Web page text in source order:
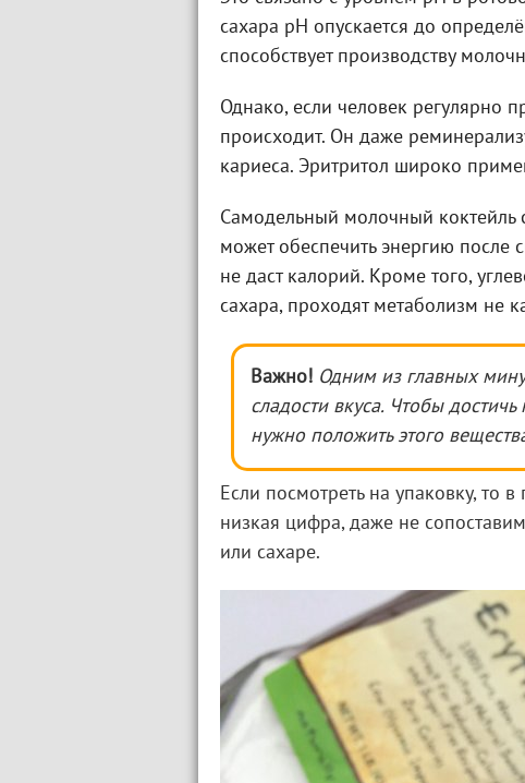
сахара рН опускается до
способствует производству
Однако, если человек регулярно
происходит. Он даже
кариеса. Эритритол широко
Самодельный молочный коктейль
может обеспечить энергию после
не даст калорий. Кроме того,
сахара, проходят метаболизм не
Важно! Одним из главных
сладости вкуса. Чтобы
нужно положить этого
Если посмотреть на упаковку, то
низкая цифра, даже не
или сахаре.